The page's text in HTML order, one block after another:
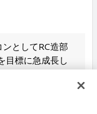
としてRC造部
目標に急成長し
言えるタ...